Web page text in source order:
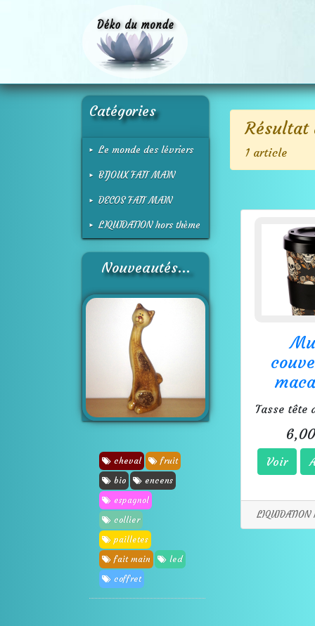
Catégories
Le monde des lévriers
BIJOUX FAIT MAIN
DECOS FAIT MAIN
LIQUIDATION hors thème
Nouveautés...
cheval
fruit
bio
encens
espagnol
collier
pailletes
fait main
led
coffret
Résultat
1 article
Voir
LIQUIDATION